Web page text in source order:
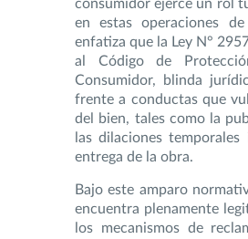
en estas operaciones
enfatiza que la Ley N°
al Código de
Consumidor, blinda
frente a conductas que
del bien, tales como la
las dilaciones
entrega de la obra.
Bajo este amparo
encuentra plenamente
los mecanismos de